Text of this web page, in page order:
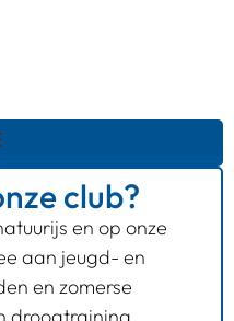
club?
en op onze
aan jeugd- en
en zomerse